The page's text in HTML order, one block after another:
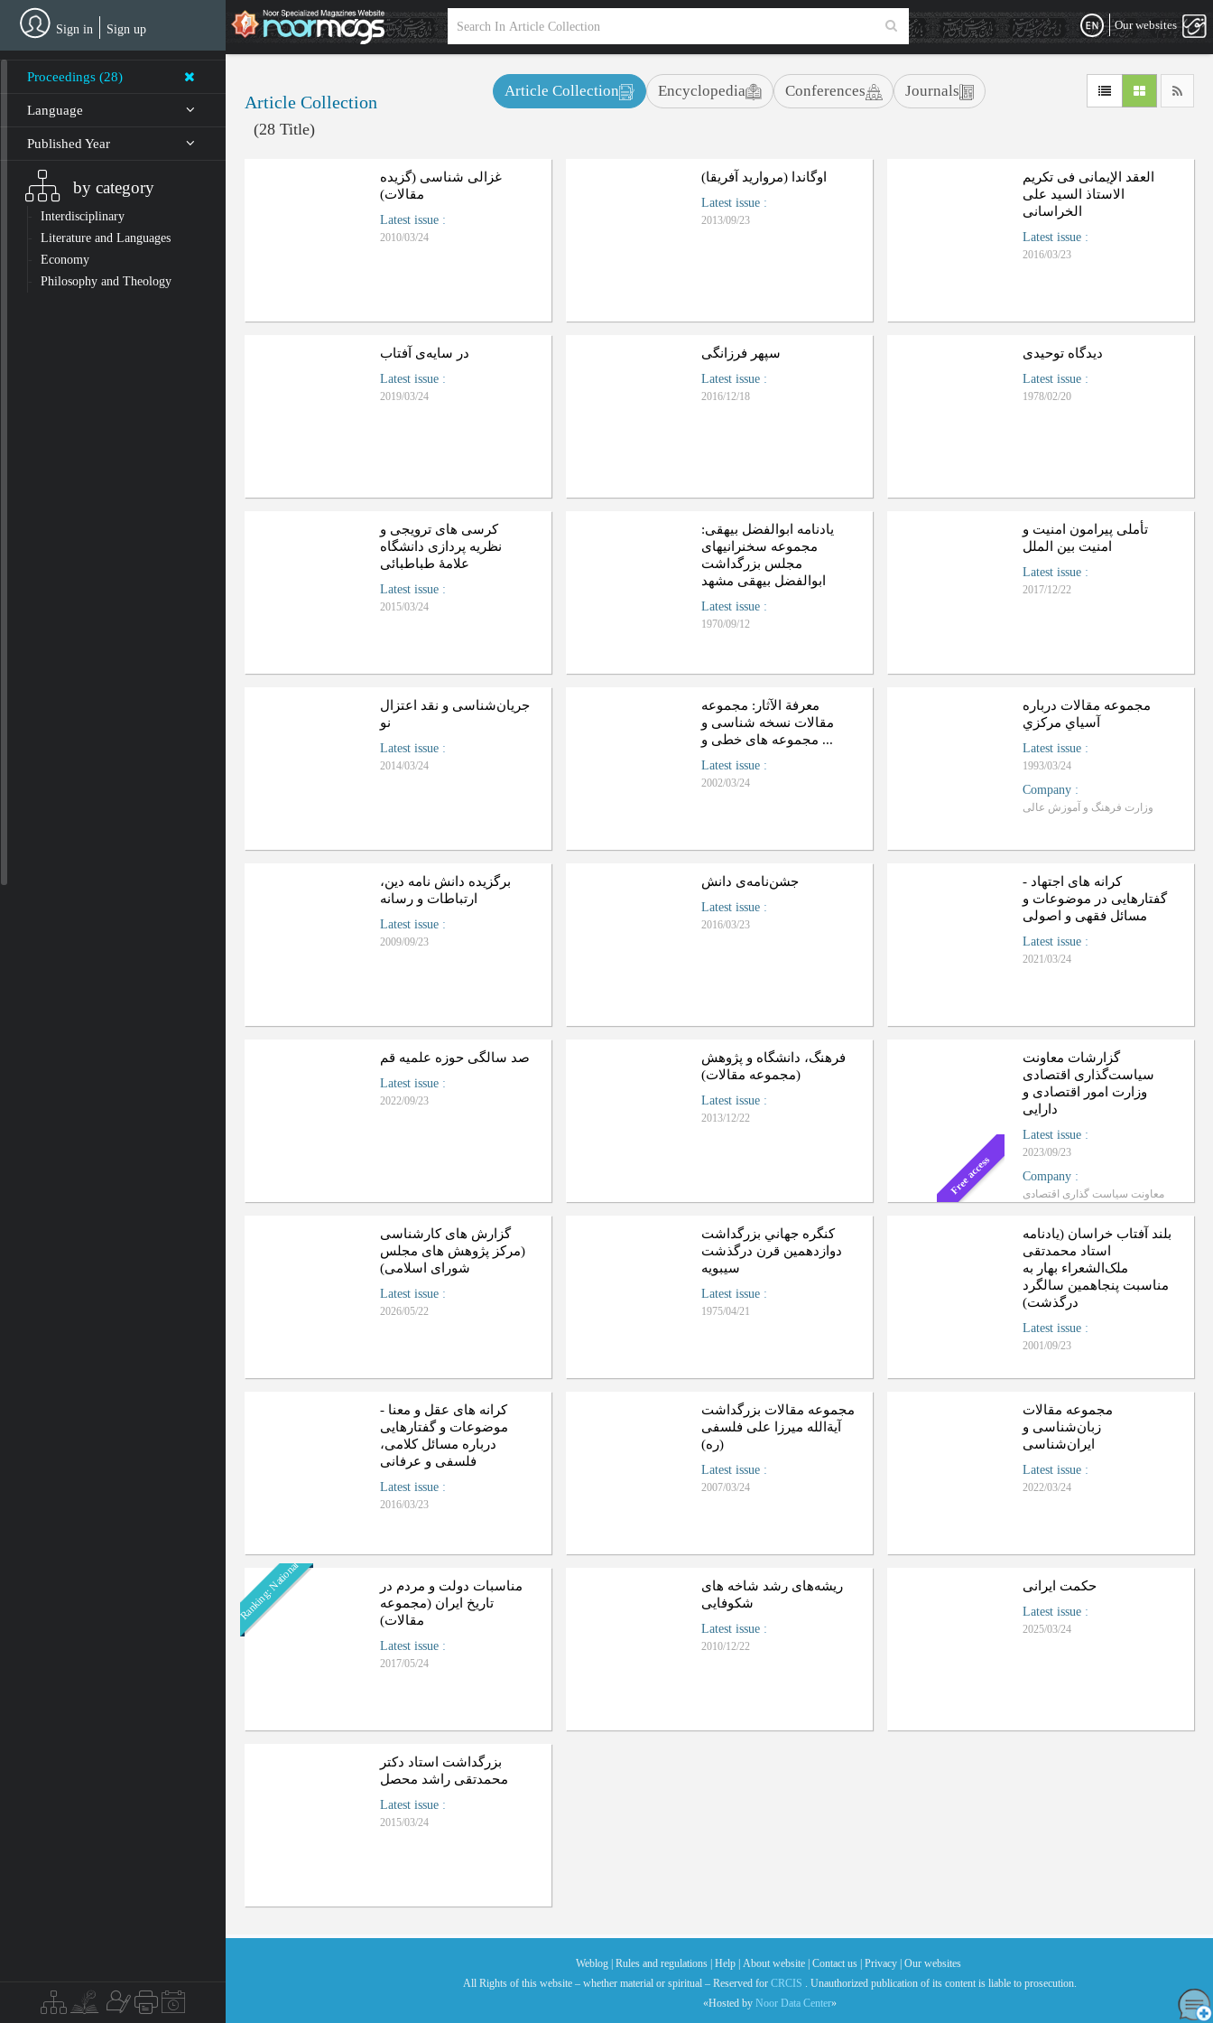
content
Our websites
Sign in Sign up
Proceedings (28)
Language
Published Year
by category
Interdisciplinary
Literature and Languages
Economy
Philosophy and Theology
Article Collection
(28 Title)
Journals
Conferences
Encyclopedia
Article Collection
غزالی شناسی (گزیده
مقالات)
Latest issue :
2010/03/24
اوگاندا (مروارید آفریقا)
Latest issue :
2013/09/23
العقد الإیمانی فی تکریم
الاستاذ السید علی
الخراسانی
Latest issue :
2016/03/23
در سایه‌ی آفتاب
Latest issue :
2019/03/24
سپهر فرزانگی
Latest issue :
2016/12/18
دیدگاه توحیدی
Latest issue :
1978/02/20
کرسی های ترویجی و
نظریه پردازی دانشگاه
علامۀ طباطبائی
Latest issue :
2015/03/24
یادنامه ابوالفضل بیهقی:
مجموعه سخنرانیهای
مجلس بزرگداشت
ابوالفضل بیهقی مشهد
Latest issue :
1970/09/12
تأملی پیرامون امنیت و
امنیت بین الملل
Latest issue :
2017/12/22
جریا‌ن‌‌شنا‌سی‌ و نقد اعتزال‌
نو
Latest issue :
2014/03/24
معرفة الآثار: مجموعه
مقالات نسخه شناسی و
مجموعه های خطی و ...
Latest issue :
2002/03/24
مجموعه مقالات درباره
آسياي مرکزي
Latest issue :
1993/03/24
Company :
وزارت فرهنگ و آموزش عالی
‏برگزيده دانش نامه دين،
ارتباطات و رسانه
Latest issue :
2009/09/23
جشن‌نامه‌ی دانش
Latest issue :
2016/03/23
کرانه های اجتهاد -
گفتارهایی در موضوعات و
مسائل فقهی و اصولی
Latest issue :
2021/03/24
صد سالگی حوزه علمیه قم
Latest issue :
2022/09/23
فرهنگ، دانشگاه و پژوهش
(مجموعه مقالات)
Latest issue :
2013/12/22
Free access
گزارشات معاونت
سیاست‌گذاری اقتصادی
وزارت امور اقتصادی و
دارایی
Latest issue :
2023/09/23
Company :
معاونت سیاست گذاری اقتصادی
گزارش های کارشناسی
(مرکز پژوهش های مجلس
شورای اسلامی)
Latest issue :
2026/05/22
كنگره جهاني بزرگداشت
دوازدهمين قرن درگذشت
سيبويه
Latest issue :
1975/04/21
بلند آفتاب خراسان (یادنامه
استاد محمدتقی
ملک‌الشعراء بهار به
مناسبت پنجاهمین سالگرد
درگذشت)
Latest issue :
2001/09/23
کرانه های عقل و معنا -
موضوعات و گفتارهایی
درباره مسائل کلامی،
فلسفی و عرفانی
Latest issue :
2016/03/23
مجموعه مقالات بزرگداشت
آيةالله ميرزا علی فلسفی
(ره)
Latest issue :
2007/03/24
مجموعه مقالات
زبان‌شناسی و
ایران‌شناسی
Latest issue :
2022/03/24
Ranking: National
مناسبات دولت و مردم در
تاریخ ایران (مجموعه
مقالات)
Latest issue :
2017/05/24
ریشه‌های رشد شاخه های
شکوفایی
Latest issue :
2010/12/22
حکمت ایرانی
Latest issue :
2025/03/24
بزرگداشت استاد دکتر
محمدتقی راشد محصل
Latest issue :
2015/03/24
Weblog | Rules and regulations | Help | About website | Contact us | Privacy | Our websites
All Rights of this website – whether material or spiritual – Reserved for CRCIS . Unauthorized publication of its content is liable to prosecution.
«Hosted by Noor Data Center»